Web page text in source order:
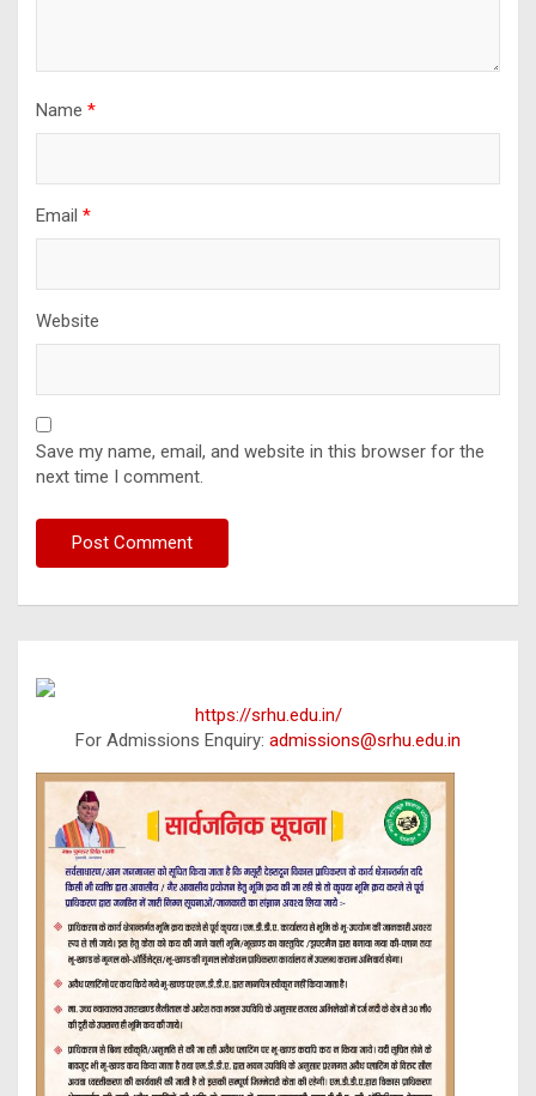
Name *
Email *
Website
Save my name, email, and website in this browser for the
next time I comment.
https://srhu.edu.in/
For Admissions Enquiry: admissions@srhu.edu.in